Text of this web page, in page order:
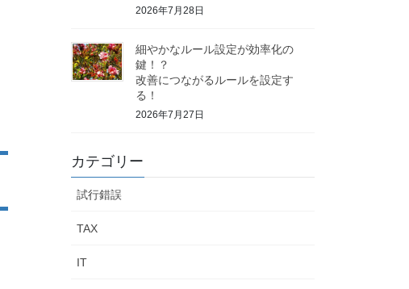
2026年7月28日
細やかなルール設定が効率化の
鍵！？
改善につながるルールを設定す
る！
2026年7月27日
カテゴリー
試行錯誤
TAX
IT